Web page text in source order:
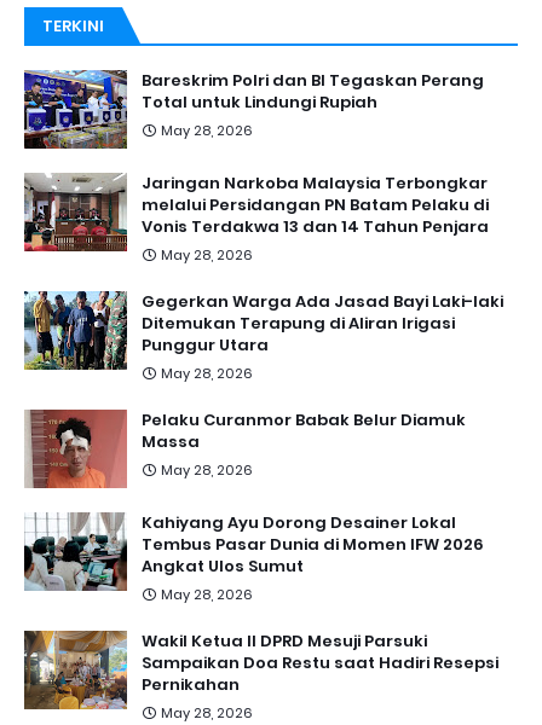
TERKINI
Bareskrim Polri dan BI Tegaskan Perang
Total untuk Lindungi Rupiah
May 28, 2026
Jaringan Narkoba Malaysia Terbongkar
melalui Persidangan PN Batam Pelaku di
Vonis Terdakwa 13 dan 14 Tahun Penjara
May 28, 2026
Gegerkan Warga Ada Jasad Bayi Laki-laki
Ditemukan Terapung di Aliran Irigasi
Punggur Utara
May 28, 2026
Pelaku Curanmor Babak Belur Diamuk
Massa
May 28, 2026
Kahiyang Ayu Dorong Desainer Lokal
Tembus Pasar Dunia di Momen IFW 2026
Angkat Ulos Sumut
May 28, 2026
Wakil Ketua II DPRD Mesuji Parsuki
Sampaikan Doa Restu saat Hadiri Resepsi
Pernikahan
May 28, 2026